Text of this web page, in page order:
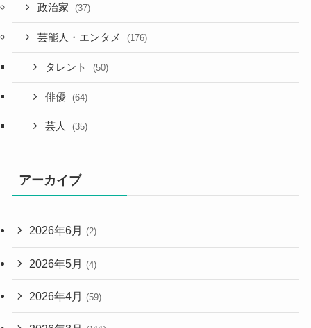
政治家 (37)
芸能人・エンタメ (176)
タレント (50)
俳優 (64)
芸人 (35)
アーカイブ
2026年6月 (2)
2026年5月 (4)
2026年4月 (59)